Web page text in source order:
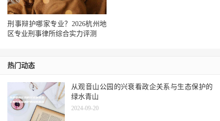
刑事辩护哪家专业？2026杭州地
区专业刑事律所综合实力评测
热门动态
从观音山公园的兴衰看政企关系与生态保护的
绿水青山
2024-09-20